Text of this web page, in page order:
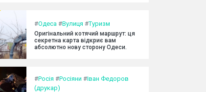
#Одеса #Вулиця #Туризм
Оригінальний котячий маршрут: ця
секретна карта відкриє вам
абсолютно нову сторону Одеси.
#Росія #Росіяни #Іван Федоров
(друкар)